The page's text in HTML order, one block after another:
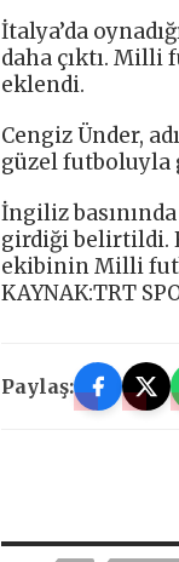
İtalya’da
daha çıktı. Milli
eklendi.
Cengiz Ünder,
güzel futboluyla
İngiliz
girdiği belirtildi.
ekibinin Milli
KAYNAK:TRT
Paylaş: